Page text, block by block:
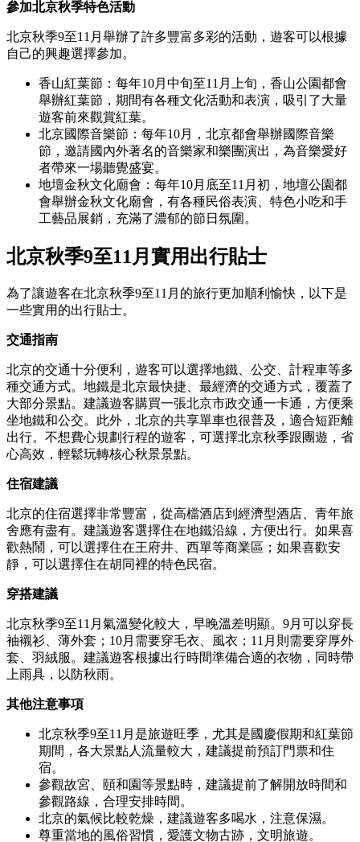
參加北京秋季特色活動
北京秋季9至11月舉辦了許多豐富多彩的活動，遊客可以根據
自己的興趣選擇參加。
香山紅葉節：每年10月中旬至11月上旬，香山公園都會
舉辦紅葉節，期間有各種文化活動和表演，吸引了大量
遊客前來觀賞紅葉。
北京國際音樂節：每年10月，北京都會舉辦國際音樂
節，邀請國內外著名的音樂家和樂團演出，為音樂愛好
者帶來一場聽覺盛宴。
地壇金秋文化廟會：每年10月底至11月初，地壇公園都
會舉辦金秋文化廟會，有各種民俗表演、特色小吃和手
工藝品展銷，充滿了濃郁的節日氛圍。
北京秋季9至11月實用出行貼士
為了讓遊客在北京秋季9至11月的旅行更加順利愉快，以下是
一些實用的出行貼士。
交通指南
北京的交通十分便利，遊客可以選擇地鐵、公交、計程車等多
種交通方式。地鐵是北京最快捷、最經濟的交通方式，覆蓋了
大部分景點。建議遊客購買一張北京市政交通一卡通，方便乘
坐地鐵和公交。此外，北京的共享單車也很普及，適合短距離
出行。不想費心規劃行程的遊客，可選擇北京秋季跟團遊，省
心高效，輕鬆玩轉核心秋景景點。
住宿建議
北京的住宿選擇非常豐富，從高檔酒店到經濟型酒店、青年旅
舍應有盡有。建議遊客選擇住在地鐵沿線，方便出行。如果喜
歡熱鬧，可以選擇住在王府井、西單等商業區；如果喜歡安
靜，可以選擇住在胡同裡的特色民宿。
穿搭建議
北京秋季9至11月氣溫變化較大，早晚溫差明顯。9月可以穿長
袖襯衫、薄外套；10月需要穿毛衣、風衣；11月則需要穿厚外
套、羽絨服。建議遊客根據出行時間準備合適的衣物，同時帶
上雨具，以防秋雨。
其他注意事項
北京秋季9至11月是旅遊旺季，尤其是國慶假期和紅葉節
期間，各大景點人流量較大，建議提前預訂門票和住
宿。
參觀故宮、頤和園等景點時，建議提前了解開放時間和
參觀路線，合理安排時間。
北京的氣候比較乾燥，建議遊客多喝水，注意保濕。
尊重當地的風俗習慣，愛護文物古跡，文明旅遊。